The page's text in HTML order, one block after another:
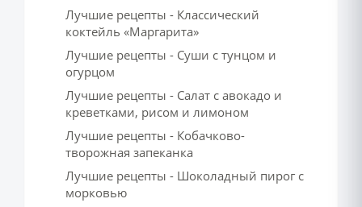
Лучшие рецепты - Классический
коктейль «Маргарита»
Лучшие рецепты - Суши с тунцом и
огурцом
Лучшие рецепты - Салат с авокадо и
креветками, рисом и лимоном
Лучшие рецепты - Кобачково-
творожная запеканка
Лучшие рецепты - Шоколадный пирог с
морковью